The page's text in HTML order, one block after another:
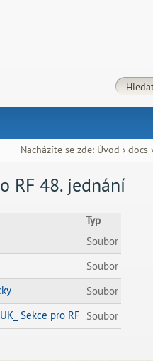
Nacházíte se zde: Úvod › docs
RF 48. jednání
Typ
Soubor
Soubor
Soubor
Sekce pro RF Soubor